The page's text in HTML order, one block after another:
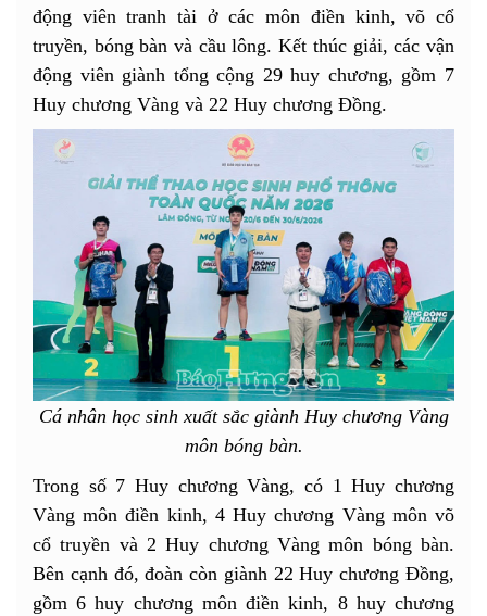
động viên tranh tài ở các môn điền kinh, võ cổ
truyền, bóng bàn và cầu lông. Kết thúc giải, các vận
động viên giành tổng cộng 29 huy chương, gồm 7
Huy chương Vàng và 22 Huy chương Đồng.
Cá nhân học sinh xuất sắc giành Huy chương Vàng
môn bóng bàn.
Trong số 7 Huy chương Vàng, có 1 Huy chương
Vàng môn điền kinh, 4 Huy chương Vàng môn võ
cổ truyền và 2 Huy chương Vàng môn bóng bàn.
Bên cạnh đó, đoàn còn giành 22 Huy chương Đồng,
gồm 6 huy chương môn điền kinh, 8 huy chương